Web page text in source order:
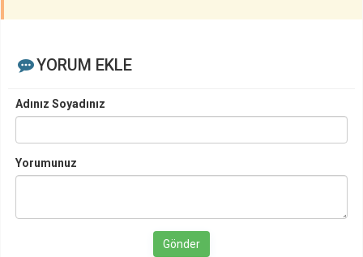
YORUM EKLE
Adınız Soyadınız
Yorumunuz
Gönder